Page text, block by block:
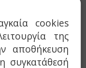
cookies
της
αποθήκευση
συγκατάθεσή